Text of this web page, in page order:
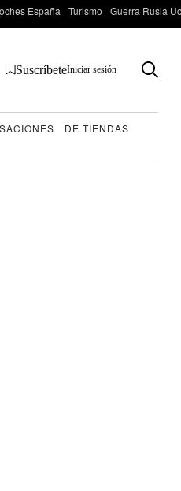
España Turismo Guerra Rusia
SuscríbeteIniciar sesión
DE TIENDAS